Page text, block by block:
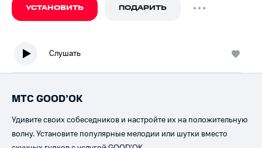
УСТАНОВИТЬ ПОДАРИТЬ
Слушать
МТС GOOD’OK
Удивите своих собеседников и настройте их на положительную
волну. Установите популярные мелодии или шутки вместо